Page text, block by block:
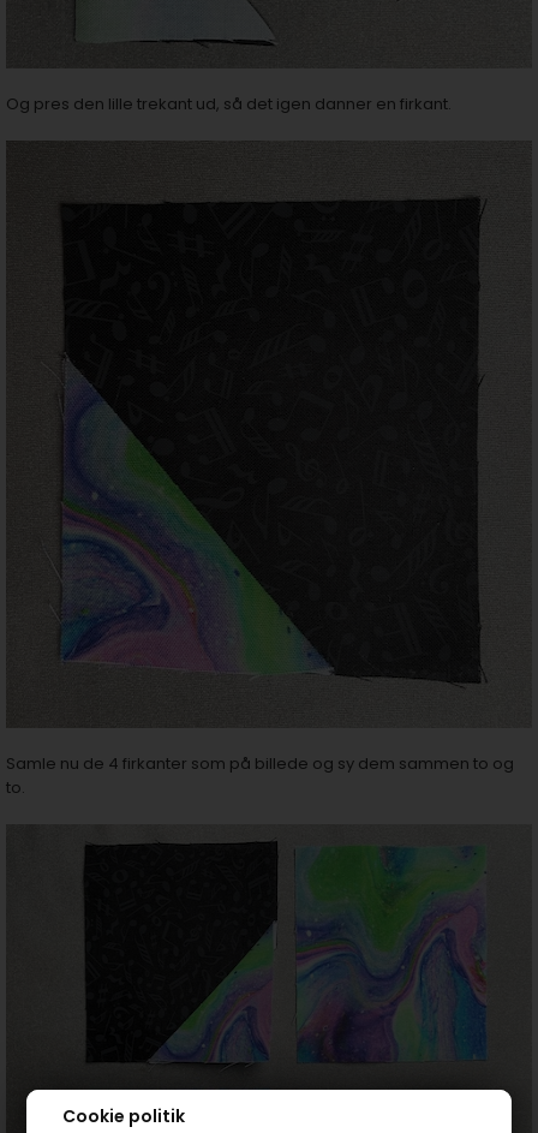
Cookie politik
Og pres den lille trekant ud, så det igen danner en firkant.
Samle nu de 4 firkanter som på billede og sy dem sammen to og
to.